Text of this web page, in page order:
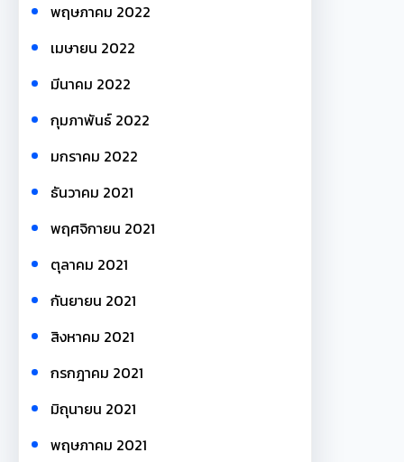
พฤษภาคม 2022
เมษายน 2022
มีนาคม 2022
กุมภาพันธ์ 2022
มกราคม 2022
ธันวาคม 2021
พฤศจิกายน 2021
ตุลาคม 2021
กันยายน 2021
สิงหาคม 2021
กรกฎาคม 2021
มิถุนายน 2021
พฤษภาคม 2021